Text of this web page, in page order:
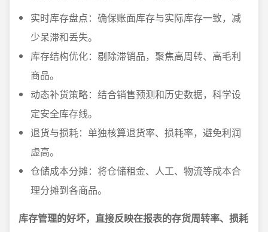
实时库存盘点：确保账面库存与实际库存一致，减
少呆滞和丢失。
库存结构优化：剔除滞销品，聚焦高周转、高毛利
商品。
动态补货策略：结合销售预测和历史数据，科学设
定安全库存线。
退货与损耗：单独核算退货率、损耗率，避免利润
虚高。
仓储成本分摊：将仓储租金、人工、物流等成本合
理分摊到各商品。
库存管理的好坏，直接反映在报表的存货周转率、损耗